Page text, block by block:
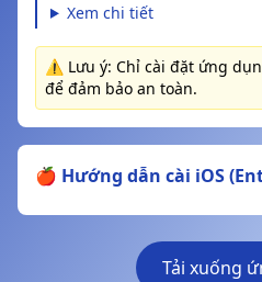
Xem chi tiết
⚠️ Lưu ý: Chỉ cài đặt ứng
để đảm bảo an toàn.
🍎 Hướng dẫn cài iOS
Tải xuống